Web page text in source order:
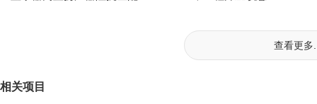
查看更多
相关项目